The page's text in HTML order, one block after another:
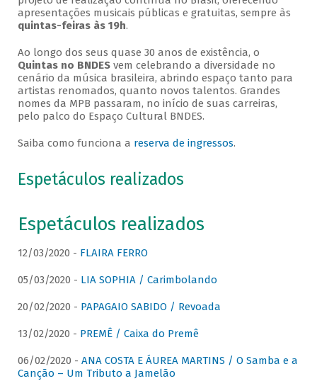
apresentações musicais públicas e gratuitas, sempre às
quintas-feiras às 19h.
Ao longo dos seus quase 30 anos de existência, o
Quintas no BNDESvem celebrando a diversidade no
cenário da música brasileira, abrindo espaço tanto para
artistas renomados, quanto novos talentos. Grandes
nomes da MPB passaram, no início de suas carreiras,
pelo palco do Espaço Cultural BNDES.
Saiba como funciona a reserva de ingressos.
Espetáculos realizados
Espetáculos realizados
12/03/2020 - FLAIRA FERRO
05/03/2020 - LIA SOPHIA / Carimbolando
20/02/2020 - PAPAGAIO SABIDO / Revoada
13/02/2020 - PREMÊ / Caixa do Premê
06/02/2020 - ANA COSTA E ÁUREA MARTINS / O Samba e a
Canção – Um Tributo a Jamelão